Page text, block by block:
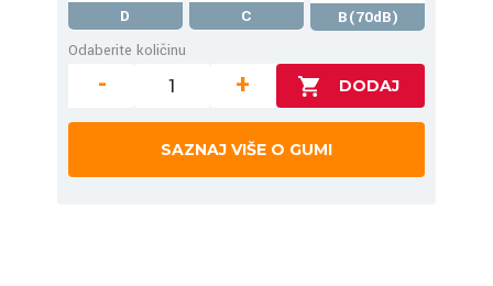
D C
B(70dB)
Odaberite količinu
- +
SAZNAJ VIŠE O GUMI